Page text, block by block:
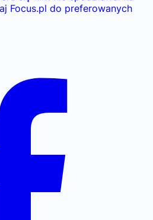
Focus.pl do preferowanych